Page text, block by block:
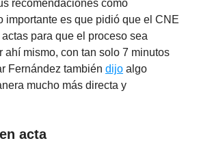
recomendaciones como
importante es que pidió que el CNE
para que el proceso sea
ahí mismo, con tan solo 7 minutos
Fernández también dijo algo
mucho más directa y
acta